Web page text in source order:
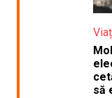
să